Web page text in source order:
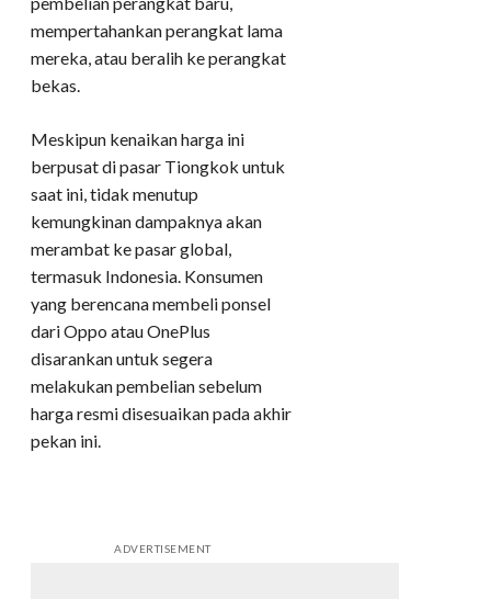
mempertahankan perangkat lama
mereka, atau beralih ke perangkat
bekas.
​Meskipun kenaikan harga ini
berpusat di pasar Tiongkok untuk
saat ini, tidak menutup
kemungkinan dampaknya akan
merambat ke pasar global,
termasuk Indonesia. Konsumen
yang berencana membeli ponsel
dari Oppo atau OnePlus
disarankan untuk segera
melakukan pembelian sebelum
harga resmi disesuaikan pada akhir
pekan ini.
ADVERTISEMENT